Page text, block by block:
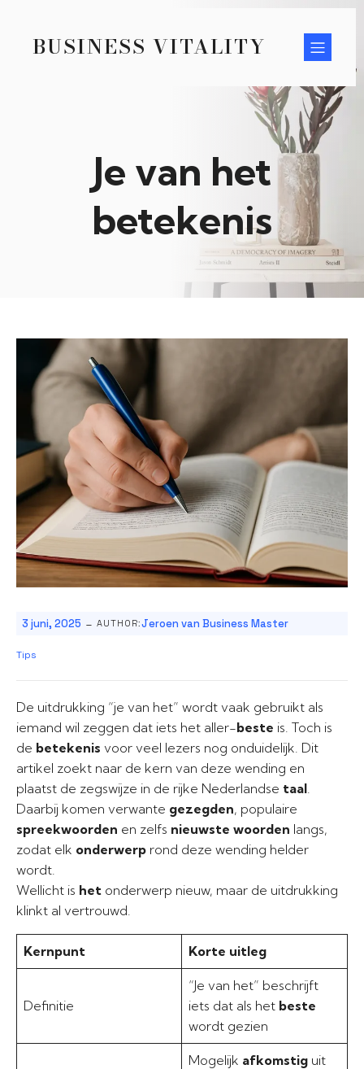
BUSINESS VITALITY
Je van het
betekenis
3 juni, 2025 - AUTHOR:Jeroen van Business Master
Tips
De uitdrukking “je van het” wordt vaak gebruikt als
iemand wil zeggen dat iets het aller-beste is. Toch is
de betekenis voor veel lezers nog onduidelijk. Dit
artikel zoekt naar de kern van deze wending en
plaatst de zegswijze in de rijke Nederlandse taal.
Daarbij komen verwante gezegden, populaire
spreekwoorden en zelfs nieuwste woorden langs,
zodat elk onderwerp rond deze wending helder
wordt.
Wellicht is het onderwerp nieuw, maar de uitdrukking
klinkt al vertrouwd.
Kernpunt Korte uitleg
Definitie
“Je van het” beschrijft
iets dat als het beste
wordt gezien
Mogelijk afkomstig uit